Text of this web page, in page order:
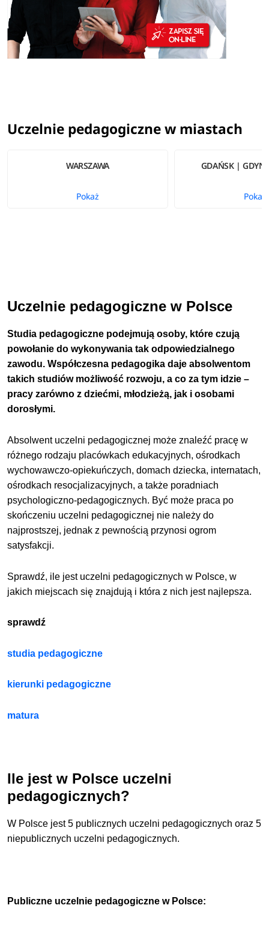
Uczelnie pedagogiczne w miastach
WARSZAWA
Pokaż
GDAŃSK |
Pokaż
Uczelnie pedagogiczne w Polsce
Studia pedagogiczne podejmują osoby, które czują
powołanie do wykonywania tak odpowiedzialnego
zawodu. Współczesna pedagogika daje absolwentom
takich studiów możliwość rozwoju, a co za tym idzie –
pracy zarówno z dziećmi, młodzieżą, jak i osobami
dorosłymi.
Absolwent uczelni pedagogicznej może znaleźć pracę w
różnego rodzaju placówkach edukacyjnych, ośrodkach
wychowawczo-opiekuńczych, domach dziecka, internatach,
ośrodkach resocjalizacyjnych, a także poradniach
psychologiczno-pedagogicznych. Być może praca po
skończeniu uczelni pedagogicznej nie należy do
najprostszej, jednak z pewnością przynosi ogrom
satysfakcji.
Sprawdź, ile jest uczelni pedagogicznych w Polsce, w
jakich miejscach się znajdują i która z nich jest najlepsza.
sprawdź
studia pedagogiczne
kierunki pedagogiczne
matura
Ile jest w Polsce uczelni
pedagogicznych?
W Polsce jest 5 publicznych uczelni pedagogicznych oraz 5
niepublicznych uczelni pedagogicznych.
Publiczne uczelnie pedagogiczne w Polsce: